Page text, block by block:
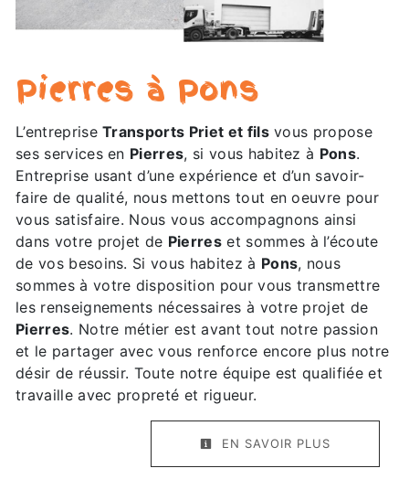
Pierres à Pons
L’entrepriseTransports Priet et filsvous propose
ses services en Pierres, si vous habitez à Pons.
Entreprise usant d’une expérience et d’un savoir-
faire de qualité, nous mettons tout en oeuvre pour
vous satisfaire. Nous vous accompagnons ainsi
dans votre projet de Pierreset sommes à l’écoute
de vos besoins. Si vous habitez à Pons, nous
sommes à votre disposition pour vous transmettre
les renseignements nécessaires à votre projet de
Pierres. Notre métier est avant tout notre passion
et le partager avec vous renforce encore plus notre
désir de réussir. Toute notre équipe est qualifiée et
travaille avec propreté et rigueur.
EN SAVOIR PLUS